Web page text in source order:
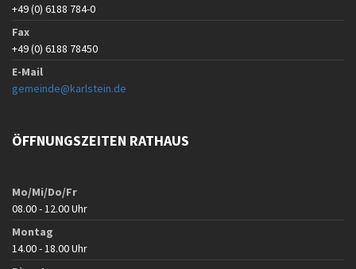
+49 (0) 6188 784-0
Fax
+49 (0) 6188 78450
E-Mail
gemeinde@karlstein.de
ÖFFNUNGSZEITEN RATHAUS
Mo/Mi/Do/Fr
08.00 - 12.00 Uhr
Montag
14.00 - 18.00 Uhr